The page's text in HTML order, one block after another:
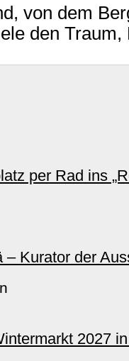
von dem
den
per Rad ins
Kurator der
2027